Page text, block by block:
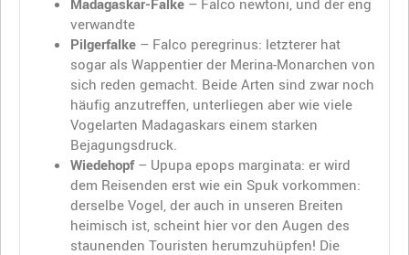
Madagaskar-Falke – Falco newtoni, und der eng
verwandte
Pilgerfalke – Falco peregrinus: letzterer hat
sogar als Wappentier der Merina-Monarchen von
sich reden gemacht. Beide Arten sind zwar noch
häufig anzutreffen, unterliegen aber wie viele
Vogelarten Madagaskars einem starken
Bejagungsdruck.
Wiedehopf– Upupa epops marginata: er wird
dem Reisenden erst wie ein Spuk vorkommen:
derselbe Vogel, der auch in unseren Breiten
heimisch ist, scheint hier vor den Augen des
staunenden Touristen herumzuhüpfen! Die